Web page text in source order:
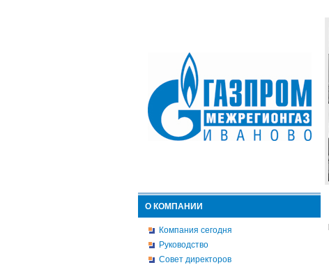
О КОМПАНИИ
Компания сегодня
Руководство
Совет директоров